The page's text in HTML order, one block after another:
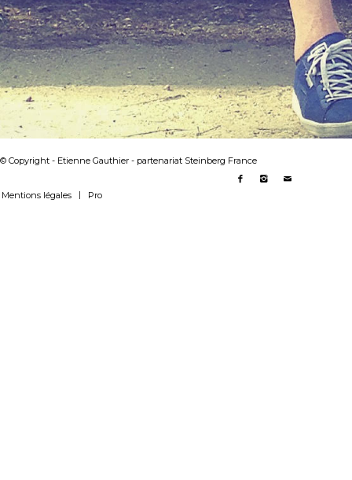
© Copyright - Etienne Gauthier - partenariat Steinberg France
Mentions légales Pro